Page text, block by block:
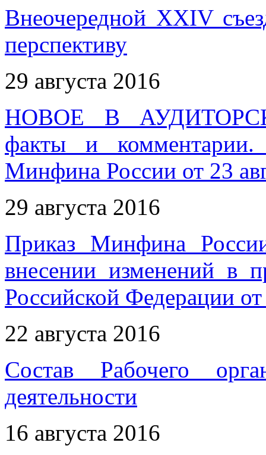
Внеочередной XXIV
перспективу
29 августа 2016
НОВОЕ В
факты и комментарии.
Минфина России от 23
29 августа 2016
Приказ Минфина
внесении изменений в
Российской Федерации
22 августа 2016
Состав Рабочего
деятельности
16 августа 2016